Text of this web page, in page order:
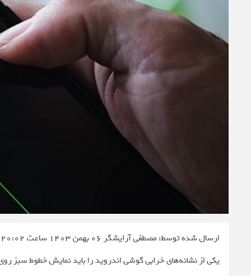
ارسال شده توسط: مصطفی آرایشگر 06 بهمن 1403 ساعت 20:02
یکی از نشانه‌های خرابی گوشی اندروید را باید نمایش خطوط سبز